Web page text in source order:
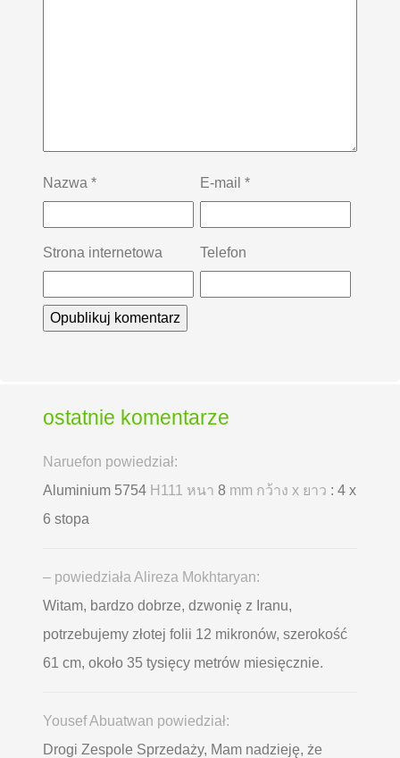
Nazwa * E-mail *
Strona internetowa Telefon
ostatnie komentarze
Naruefon powiedział:
Aluminium 5754 H111 หนา 8 mm กว้าง x ยาว : 4 x
6 stopa
– powiedziała Alireza Mokhtaryan:
Witam, bardzo dobrze, dzwonię z Iranu,
potrzebujemy złotej folii 12 mikronów, szerokość
61 cm, około 35 tysięcy metrów miesięcznie.
Yousef Abuatwan powiedział:
Drogi Zespole Sprzedaży, Mam nadzieję, że